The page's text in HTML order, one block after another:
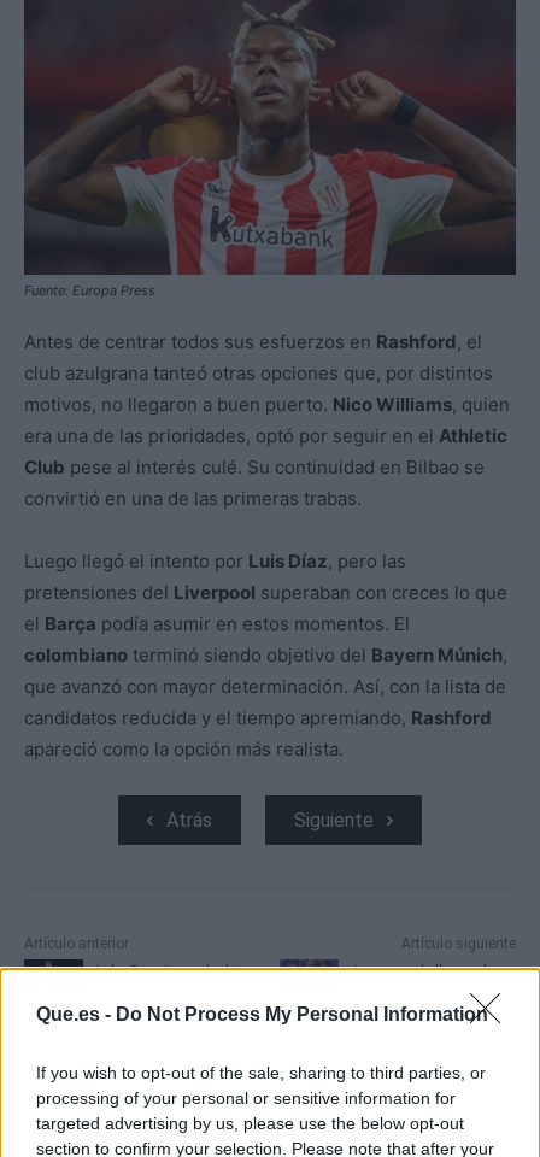
Que.es - Do Not Process My Personal Information
If you wish to opt-out of the sale, sharing to third parties, or
processing of your personal or sensitive information for
targeted advertising by us, please use the below opt-out
section to confirm your selection. Please note that after your
Fuente: Europa Press
Antes de centrar todos sus esfuerzos en Rashford, el
club azulgrana tanteó otras opciones que, por distintos
motivos, no llegaron a buen puerto. Nico Williams, quien
era una de las prioridades, optó por seguir en el Athletic
Club pese al interés culé. Su continuidad en Bilbao se
convirtió en una de las primeras trabas.
Luego llegó el intento por Luis Díaz, pero las
pretensiones del Liverpool superaban con creces lo que
el Barça podía asumir en estos momentos. El
colombiano terminó siendo objetivo del Bayern Múnich,
que avanzó con mayor determinación. Así, con la lista de
candidatos reducida y el tiempo apremiando, Rashford
apareció como la opción más realista.
Atrás Siguiente
Artículo anterior
Luka Doncic puede dejar
para desplumar a la NBA
Artículo siguiente
Areso puede llegar al
intercambio con